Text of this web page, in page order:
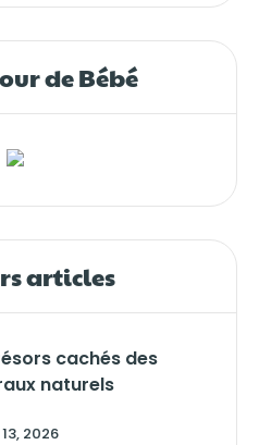
de Bébé
articles
cachés des
naturels
2026